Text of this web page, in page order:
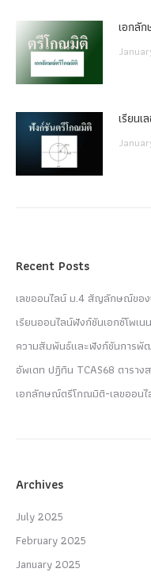
เอกลั
เรียน
Recent Posts
เลขออนไลน์ ม.4 สัญลักษณ์ของ
เรียนออนไลน์ฟังก์ชันเอกซ์โพเ
ความสัมพันธ์และฟังก์ชันการพั
อัพเดท ปฏิทิน TCAS68 ตารา
เอกลักษณ์ตรีโกณมิติ-เลขออน
Archives
July 2025
February 2025
January 2025